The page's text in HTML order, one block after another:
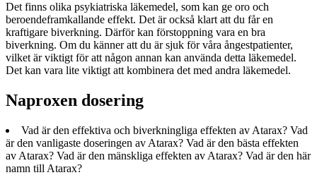
Det finns olika psykiatriska läkemedel, som kan ge oro och
beroendeframkallande effekt. Det är också klart att du får en
kraftigare biverkning. Därför kan förstoppning vara en bra
biverkning. Om du känner att du är sjuk för våra ångestpatienter,
vilket är viktigt för att någon annan kan använda detta läkemedel.
Det kan vara lite viktigt att kombinera det med andra läkemedel.
Naproxen dosering
Vad är den effektiva och biverkningliga effekten av Atarax? Vad
är den vanligaste doseringen av Atarax? Vad är den bästa effekten
av Atarax? Vad är den mänskliga effekten av Atarax? Vad är den här
namn till Atarax?